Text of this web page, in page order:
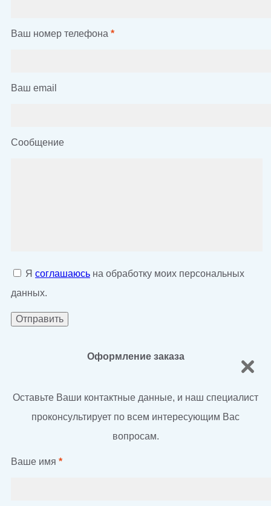
Ваш номер телефона *
Ваш email
Сообщение
Я соглашаюсь на обработку моих персональных
данных.
Оформление заказа
Оставьте Ваши контактные данные, и наш специалист
проконсультирует по всем интересующим Вас
вопросам.
Ваше имя *